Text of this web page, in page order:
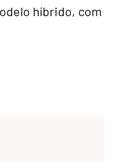
híbrido, com